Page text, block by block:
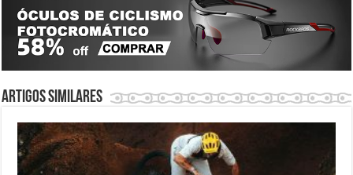
Artigos similares